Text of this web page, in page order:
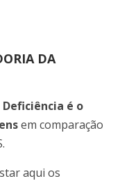
DA
é o
em comparação
aqui os